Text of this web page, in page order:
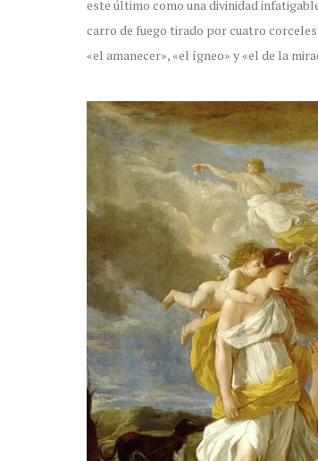
este último como una divinidad
carro de fuego tirado por cuatro
«el amanecer», «el ígneo» y «el de la